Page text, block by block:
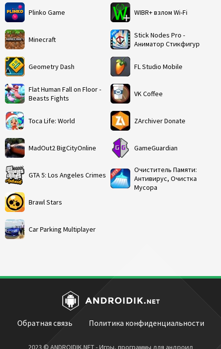
Plinko Game
Minecraft
Geometry Dash
Flat Human Fall on Floor -
Beasts Fights
Toca Life: World
MadOut2 BigCityOnline
GTA 5: Los Angeles Crimes
Brawl Stars
Car Parking Multiplayer
WIBR+ взлом Wi-Fi
Stick Nodes Pro -
Аниматор Стикфигур
FL Studio Mobile
VK Coffee
ZArchiver Donate
GameGuardian
Очиститель Памяти:
Антивирус, Очистка
Мусора
Обратная связь Политика конфиденциальности
2023 © ANDROIDIK.NET - Игры, программы для андроид